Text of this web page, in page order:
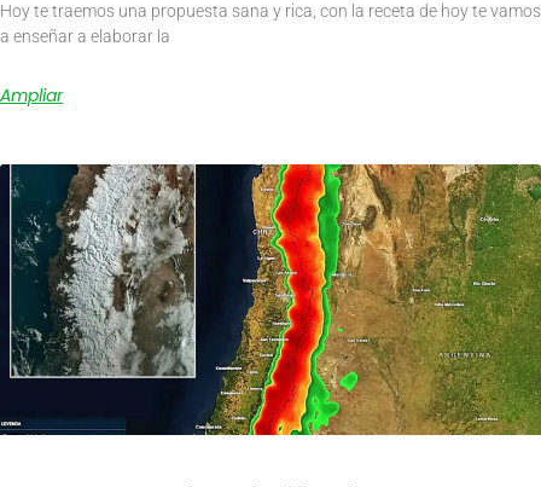
Hoy te traemos una propuesta sana y rica, con la receta de hoy te vamos
a enseñar a elaborar la
Ampliar